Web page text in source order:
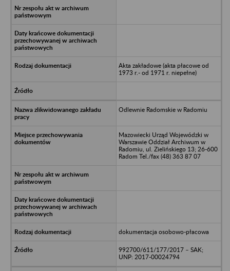
Akta zakładowe (akta płacowe od
1973 r.- od 1971 r. niepełne)
Odlewnie Radomskie w Radomiu
Mazowiecki Urząd Wojewódzki w
Warszawie Oddział Archiwum w
Radomiu, ul. Zielińskiego 13; 26-600
Radom Tel./fax (48) 363 87 07
dokumentacja osobowo-płacowa
992700/611/177/2017 – SAK;
UNP: 2017-00024794